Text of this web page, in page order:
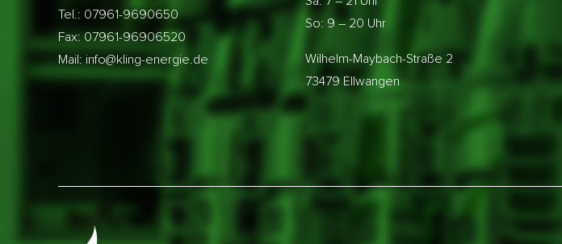
Tel.: 07961-9690650
Fax: 07961-96906520
Mail: info@kling-energie.de
So: 9 – 20 Uhr
Wilhelm-Maybach-Straße 2
73479 Ellwangen